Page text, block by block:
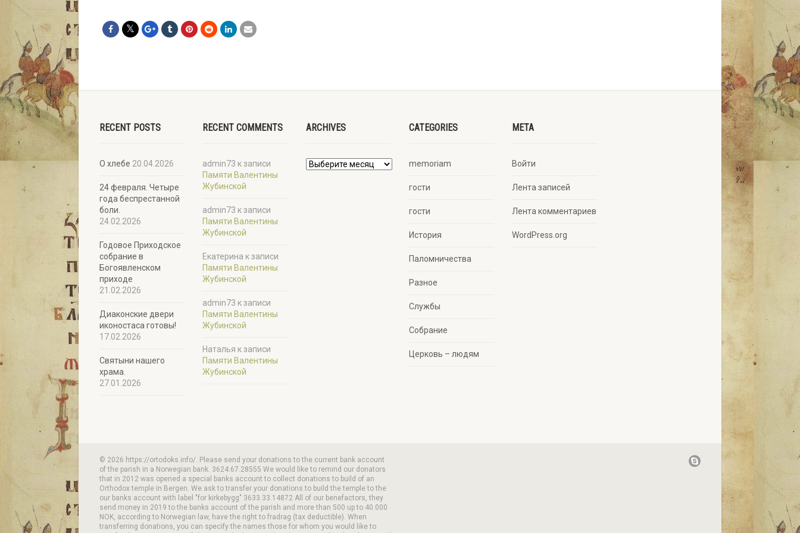
RECENT POSTS
О хлебе 20.04.2026
24 февраля. Четыре
года беспрестанной
боли.
24.02.2026
Годовое Приходское
собрание в
Богоявленском
приходе
21.02.2026
Диаконские двери
иконостаса готовы!
17.02.2026
Святыни нашего
храма.
27.01.2026
RECENT COMMENTS
admin73 к записи
Памяти Валентины
Жубинской
admin73 к записи
Памяти Валентины
Жубинской
Екатерина к записи
Памяти Валентины
Жубинской
admin73 к записи
Памяти Валентины
Жубинской
Наталья к записи
Памяти Валентины
Жубинской
ARCHIVES CATEGORIES
memoriam
гости
гости
История
Паломничества
Разное
Службы
Собрание
Церковь – людям
META
Войти
Лента записей
Лента комментариев
WordPress.org
© 2026 https://ortodoks.info/. Please send your donations to the current bank account
of the parish in a Norwegian bank. 3624.67.28555 We would like to remind our donators
that in 2012 was opened a special banks account to collect donations to build of an
Orthodox temple in Bergen. We ask to transfer your donations to build the temple to the
our banks account with label "for kirkebygg" 3633.33.14872 All of our benefactors, they
send money in 2019 to the banks account of the parish and more than 500 up to 40.000
NOK, according to Norwegian law, have the right to fradrag (tax deductible). When
transferring donations, you can specify the names those for whom you would like to